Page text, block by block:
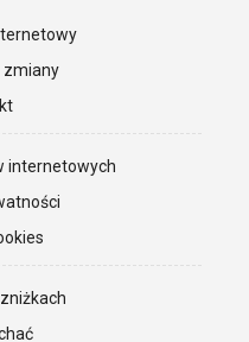
zmiany
internetowych